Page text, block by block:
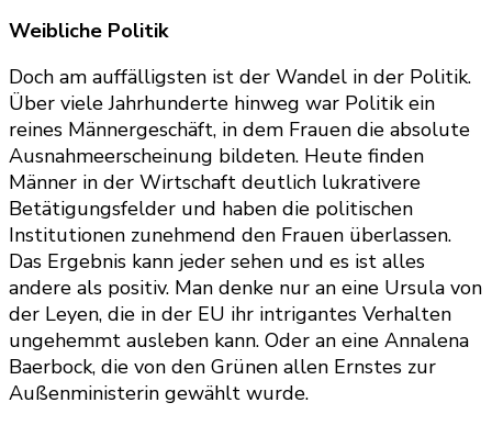
Weibliche Politik
Doch am auffälligsten ist der Wandel in der Politik.
Über viele Jahrhunderte hinweg war Politik ein
reines Männergeschäft, in dem Frauen die absolute
Ausnahmeerscheinung bildeten. Heute finden
Männer in der Wirtschaft deutlich lukrativere
Betätigungsfelder und haben die politischen
Institutionen zunehmend den Frauen überlassen.
Das Ergebnis kann jeder sehen und es ist alles
andere als positiv. Man denke nur an eine Ursula von
der Leyen, die in der EU ihr intrigantes Verhalten
ungehemmt ausleben kann. Oder an eine Annalena
Baerbock, die von den Grünen allen Ernstes zur
Außenministerin gewählt wurde.